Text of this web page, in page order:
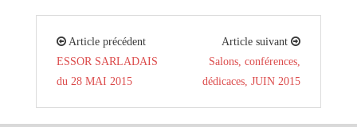
Article précédent
ESSOR SARLADAIS
du 28 MAI 2015
Article suivant
Salons, conférences,
dédicaces, JUIN 2015